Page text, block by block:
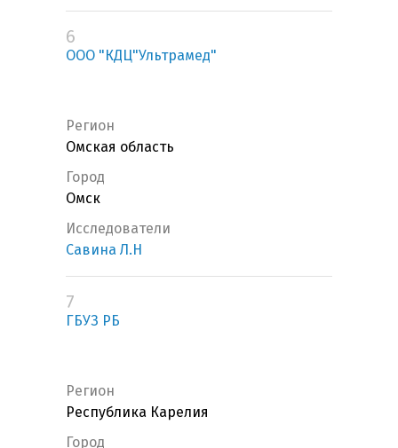
6
ООО "КДЦ"Ультрамед"
Регион
Омская область
Город
Омск
Исследователи
Савина Л.Н
7
ГБУЗ РБ
Регион
Республика Карелия
Город